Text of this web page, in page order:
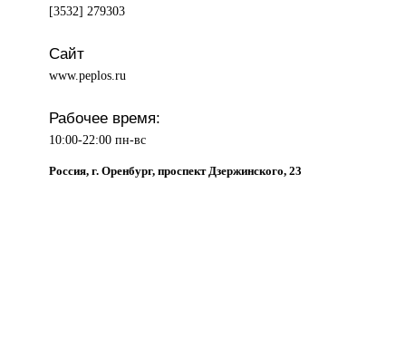
[3532] 279303
Сайт
www.peplos.ru
Рабочее время:
10:00-22:00 пн-вс
Россия, г. Оренбург, проспект Дзержинского, 23